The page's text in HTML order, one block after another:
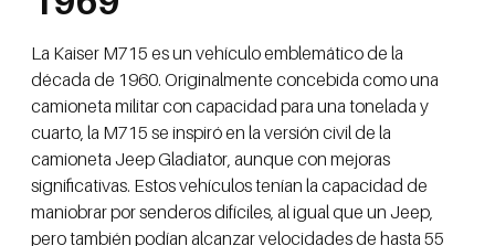
La Kaiser M715 es un vehículo emblemático de la
década de 1960. Originalmente concebida como una
camioneta militar con capacidad para una tonelada y
cuarto, la M715 se inspiró en la versión civil de la
camioneta Jeep Gladiator, aunque con mejoras
significativas. Estos vehículos tenían la capacidad de
maniobrar por senderos difíciles, al igual que un Jeep,
pero también podían alcanzar velocidades de hasta 55